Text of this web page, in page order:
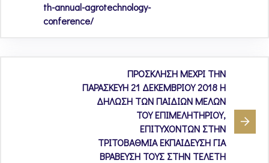
th-annual-agrotechnology-
conference/
ΠΡΟΣΚΛΗΣΗ ΜΕΧΡΙ ΤΗΝ
ΠΑΡΑΣΚΕΥΗ 21 ΔΕΚΕΜΒΡΙΟΥ 2018 Η
ΔΗΛΩΣΗ ΤΩΝ ΠΑΙΔΙΩΝ ΜΕΛΩΝ
ΤΟΥ ΕΠΙΜΕΛΗΤΗΡΙΟΥ,
ΕΠΙΤΥΧΟΝΤΩΝ ΣΤΗΝ
ΤΡΙΤΟΒΑΘΜΙΑ ΕΚΠΑΙΔΕΥΣΗ ΓΙΑ
ΒΡΑΒΕΥΣΗ ΤΟΥΣ ΣΤΗΝ ΤΕΛΕΤΗ